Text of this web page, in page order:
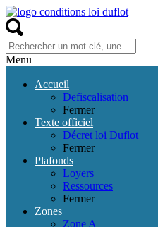
Menu
Accueil
Defiscalisation
Fermer
Texte officiel
Décret loi Duflot
Fermer
Plafonds
Loyers
Ressources
Fermer
Zones
Zone A